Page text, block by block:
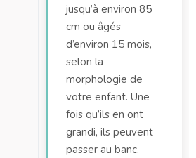
jusqu’à environ 85
cm ou âgés
d’environ 15 mois,
selon la
morphologie de
votre enfant. Une
fois qu’ils en ont
grandi, ils peuvent
passer au banc.